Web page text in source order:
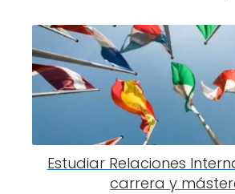
Estudiar Relaciones
carrera y